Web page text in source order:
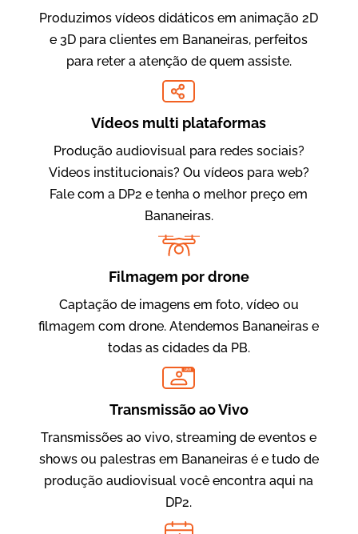
Amigo Edu
Evolucional
Vídeos para Treinamentos
Produzimos vídeos didáticos em animação 2D
e 3D para clientes em Bananeiras, perfeitos
para reter a atenção de quem assiste.
Vídeos multi plataformas
Produção audiovisual para redes sociais?
Videos institucionais? Ou vídeos para web?
Fale com a DP2 e tenha o melhor preço em
Bananeiras.
Filmagem por drone
Captação de imagens em foto, vídeo ou
filmagem com drone. Atendemos Bananeiras e
todas as cidades da PB.
LIVE
Transmissão ao Vivo
Transmissões ao vivo, streaming de eventos e
shows ou palestras em Bananeiras é e tudo de
produção audiovisual você encontra aqui na
DP2.